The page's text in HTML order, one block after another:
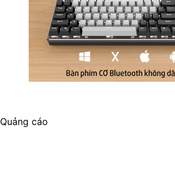
Quảng cáo